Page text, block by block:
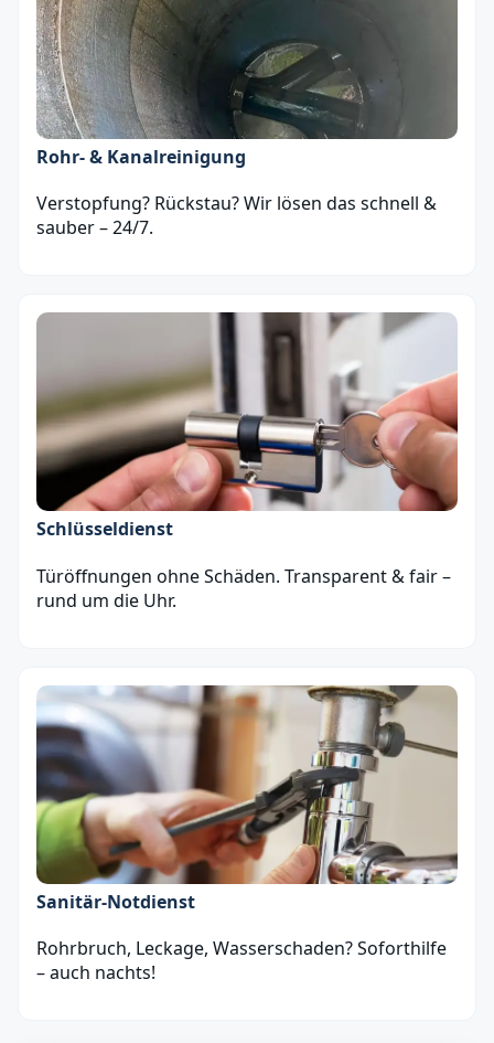
Rohr- & Kanalreinigung
Verstopfung? Rückstau? Wir lösen das schnell &
sauber – 24/7.
Schlüsseldienst
Türöffnungen ohne Schäden. Transparent & fair –
rund um die Uhr.
Sanitär‑Notdienst
Rohrbruch, Leckage, Wasserschaden? Soforthilfe
– auch nachts!